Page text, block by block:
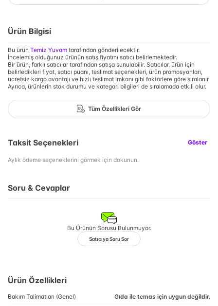
Ürün Bilgisi
Bu ürün Temiz Yuvam tarafından gönderilecektir.
İncelemiş olduğunuz ürünün satış fiyatını satıcı belirlemektedir.
Bir ürün, farklı satıcılar tarafından satışa sunulabilir. Satıcılar, ürün için
belirledikleri fiyat, satıcı puanı, teslimat seçenekleri, ürün promosyonları,
ücretsiz kargo avantajı ve hızlı teslimat imkanı gibi faktörlere göre sıralanır.
Ayrıca, ürünlerin stok durumu ve kategori bilgileri de sıralamada etkili olur.
Tüm Özellikleri Gör
Taksit Seçenekleri Göster
Aylık ödeme seçeneklerini görmek için dokunun.
Soru & Cevaplar
Bu Ürünün Sorusu Bulunmuyor.
Satıcıya Soru Sor
Ürün Özellikleri
Bakım Talimatları (Genel) Gıda ile temas için uygun değildir.